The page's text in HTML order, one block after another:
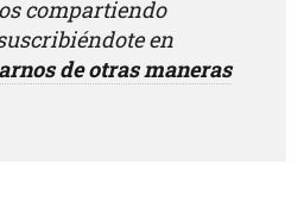
compartiendo
en
de otras maneras